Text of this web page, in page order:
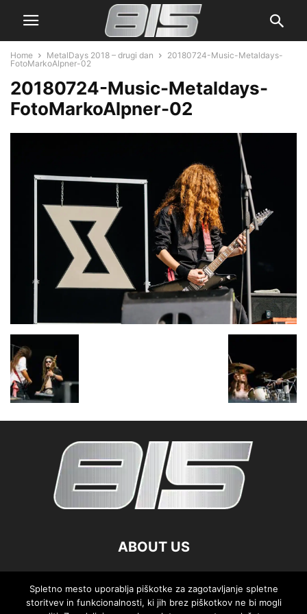
Home MetalDays 2018 – drugi dan
20180724-Music-Metaldays-
FotoMarkoAlpner-02
20180724-Music-Metaldays-
FotoMarkoAlpner-02
ABOUT US
FOLLOW US
Spletno mesto uporablja piškotke za zagotavljanje spletne
storitvev in funkcionalnosti, ki jih brez piškotkov ne bi mogli